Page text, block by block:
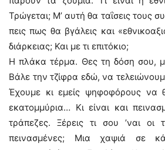
Τρώγεται; Μ’ αυτή θα ταΐσεις τους
πεις πως θα βγάλεις και
διάρκειας; Και με τι επιτόκιο;
Η πλάκα τέρμα. Θες τη δόση σου,
Βάλε την τζίφρα εδώ, να
Έχουμε κι εμείς ψηφοφόρους να
εκατομμύρια… Κι είναι και
τράπεζες. Ξέρεις τι σου ’ναι οι
πεινασμένες; Μια χαψιά σε